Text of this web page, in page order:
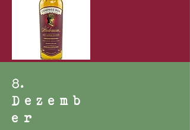
8.
Dezemb
er